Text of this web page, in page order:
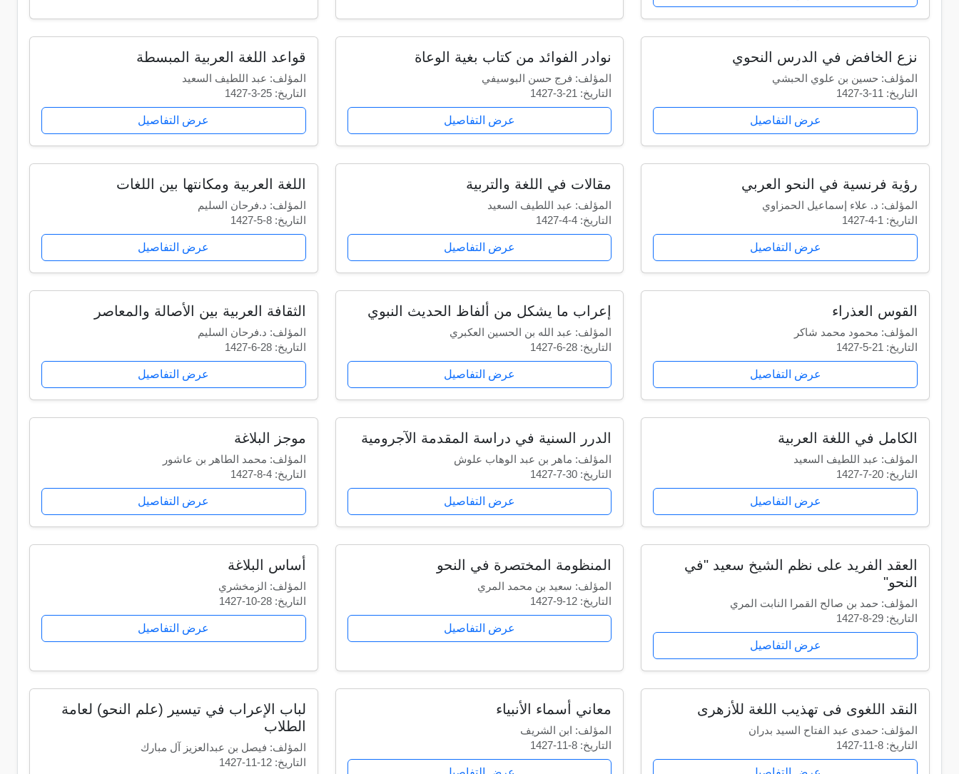
نزع الخافض في الدرس النحوي
المؤلف: حسين بن علوي الحبشي
التاريخ: 11-3-1427
عرض التفاصيل
نوادر الفوائد من كتاب بغية الوعاة
المؤلف: فرج حسن البوسيفي
التاريخ: 21-3-1427
عرض التفاصيل
قواعد اللغة العربية المبسطة
المؤلف: عبد اللطيف السعيد
التاريخ: 25-3-1427
عرض التفاصيل
رؤية فرنسية في النحو العربي
المؤلف: د. علاء إسماعيل الحمزاوي
التاريخ: 1-4-1427
عرض التفاصيل
مقالات في اللغة والتربية
المؤلف: عبد اللطيف السعيد
التاريخ: 4-4-1427
عرض التفاصيل
اللغة العربية ومكانتها بين اللغات
المؤلف: د.فرحان السليم
التاريخ: 8-5-1427
عرض التفاصيل
القوس العذراء
المؤلف: محمود محمد شاكر
التاريخ: 21-5-1427
عرض التفاصيل
إعراب ما يشكل من ألفاظ الحديث النبوي
المؤلف: عبد الله بن الحسين العكبري
التاريخ: 28-6-1427
عرض التفاصيل
الثقافة العربية بين الأصالة والمعاصر
المؤلف: د.فرحان السليم
التاريخ: 28-6-1427
عرض التفاصيل
الكامل في اللغة العربية
المؤلف: عبد اللطيف السعيد
التاريخ: 20-7-1427
عرض التفاصيل
الدرر السنية في دراسة المقدمة الآجرومية
المؤلف: ماهر بن عبد الوهاب علوش
التاريخ: 30-7-1427
عرض التفاصيل
موجز البلاغة
المؤلف: محمد الطاهر بن عاشور
التاريخ: 4-8-1427
عرض التفاصيل
العقد الفريد على نظم الشيخ سعيد "في
النحو"
المؤلف: حمد بن صالح القمرا النابت المري
التاريخ: 29-8-1427
عرض التفاصيل
المنظومة المختصرة في النحو
المؤلف: سعيد بن محمد المري
التاريخ: 12-9-1427
عرض التفاصيل
أساس البلاغة
المؤلف: الزمخشري
التاريخ: 28-10-1427
عرض التفاصيل
النقد اللغوى فى تهذيب اللغة للأزهرى
المؤلف: حمدى عبد الفتاح السيد بدران
التاريخ: 8-11-1427
معاني أسماء الأنبياء
المؤلف: ابن الشريف
التاريخ: 8-11-1427
لباب الإعراب في تيسير (علم النحو) لعامة
الطلاب
المؤلف: فيصل بن عبدالعزيز آل مبارك
التاريخ: 12-11-1427